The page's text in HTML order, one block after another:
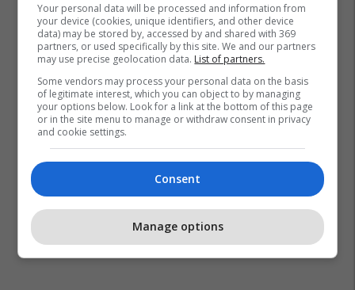
Your personal data will be processed and information from
your device (cookies, unique identifiers, and other device
data) may be stored by, accessed by and shared with 369
partners, or used specifically by this site. We and our partners
may use precise geolocation data. List of partners.
Some vendors may process your personal data on the basis
of legitimate interest, which you can object to by managing
your options below. Look for a link at the bottom of this page
or in the site menu to manage or withdraw consent in privacy
and cookie settings.
Consent
Manage options